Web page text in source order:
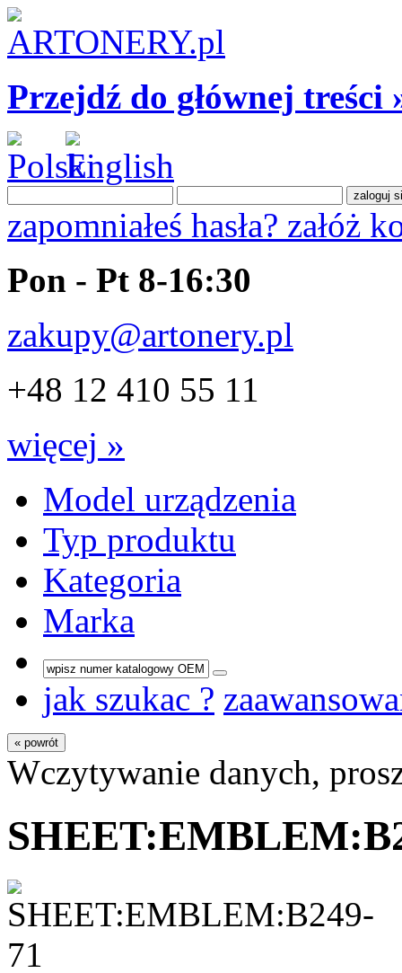
Przejdź do głównej treści
zapomniałeś hasła? załóż
Pon - Pt 8-16:30
zakupy@artonery.pl
+48 12 410 55 11
więcej »
Model urządzenia
Typ produktu
Kategoria
Marka
jak szukac ?
« powrót
Wczytywanie danych,